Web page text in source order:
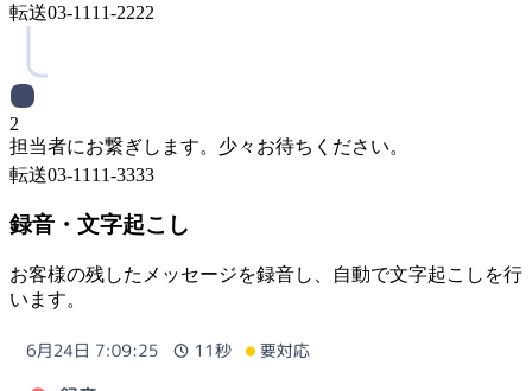
転送03-1111-2222
2
担当者にお繋ぎします。少々お待ちください。
転送03-1111-3333
録音・文字起こし
お客様の残したメッセージを録音し、自動で文字起こしを行
います。